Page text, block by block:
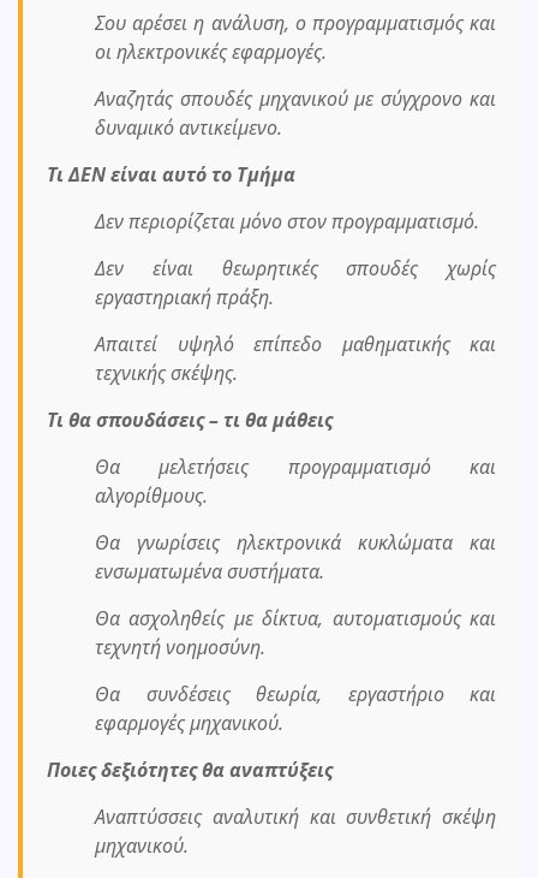
Σου αρέσει η ανάλυση, ο προγραμματισμός και
οι ηλεκτρονικές εφαρμογές.
Αναζητάς σπουδές μηχανικού με σύγχρονο και
δυναμικό αντικείμενο.
Τι ΔΕΝ είναι αυτό το Τμήμα
Δεν περιορίζεται μόνο στον προγραμματισμό.
Δεν είναι θεωρητικές σπουδές χωρίς
εργαστηριακή πράξη.
Απαιτεί υψηλό επίπεδο μαθηματικής και
τεχνικής σκέψης.
Τι θα σπουδάσεις – τι θα μάθεις
Θα μελετήσεις προγραμματισμό και
αλγορίθμους.
Θα γνωρίσεις ηλεκτρονικά κυκλώματα και
ενσωματωμένα συστήματα.
Θα ασχοληθείς με δίκτυα, αυτοματισμούς και
τεχνητή νοημοσύνη.
Θα συνδέσεις θεωρία, εργαστήριο και
εφαρμογές μηχανικού.
Ποιες δεξιότητες θα αναπτύξεις
Αναπτύσσεις αναλυτική και συνθετική σκέψη
μηχανικού.